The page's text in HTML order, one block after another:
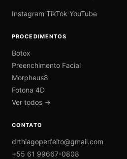
Instagram·TikTok·YouTube
PROCEDIMENTOS
Botox
Preenchimento Facial
Morpheus8
Fotona 4D
Ver todos →
CONTATO
drthiagoperfeito@gmail.com
+55 61 99667-0808